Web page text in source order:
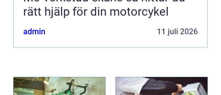
rätt hjälp för din motorcykel
admin 11 juli 2026